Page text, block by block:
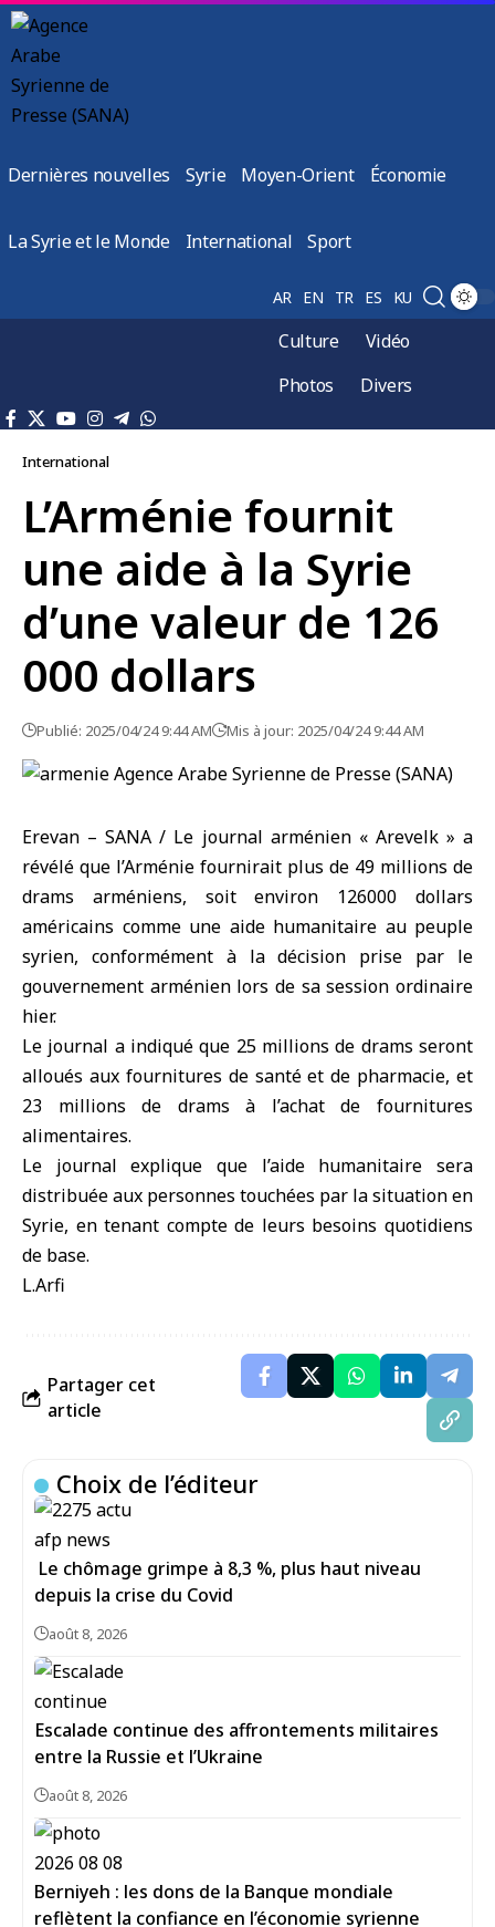
Dernières nouvelles Syrie Moyen-Orient Économie
La Syrie et le Monde International Sport
AR EN TR ES KU
Culture
Vidéo
Photos
Divers
International
L’Arménie fournit
une aide à la Syrie
d’une valeur de 126
000 dollars
Publié: 2025/04/24 9:44 AM Mis à jour: 2025/04/24 9:44 AM
Erevan – SANA / Le journal arménien « Arevelk » a
révélé que l’Arménie fournirait plus de 49 millions de
drams arméniens, soit environ 126000 dollars
américains comme une aide humanitaire au peuple
syrien, conformément à la décision prise par le
gouvernement arménien lors de sa session ordinaire
hier.
Le journal a indiqué que 25 millions de drams seront
alloués aux fournitures de santé et de pharmacie, et
23 millions de drams à l’achat de fournitures
alimentaires.
Le journal explique que l’aide humanitaire sera
distribuée aux personnes touchées par la situation en
Syrie, en tenant compte de leurs besoins quotidiens
L.Arfi
Partager cet
article
Choix de l’éditeur
Le chômage grimpe à 8,3 %, plus haut niveau
depuis la crise du Covid
août 8, 2026
Escalade continue des affrontements militaires
entre la Russie et l’Ukraine
août 8, 2026
Berniyeh : les dons de la Banque mondiale
reflètent la confiance en l’économie syrienne